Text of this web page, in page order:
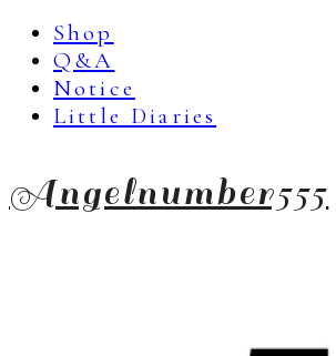
Shop
Q&A
Notice
Little Diaries
Angelnumber555